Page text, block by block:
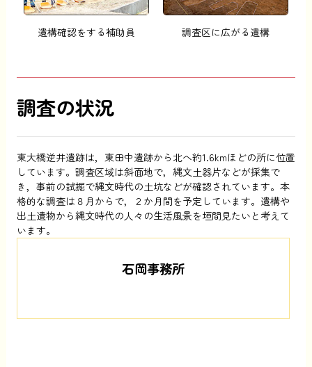
遺構確認をする補助員 調査区に広がる遺構
調査の状況
東大橋逆井遺跡は，東田中遺跡から北へ約1.6kmほどの所に位置
しています。調査区域は斜面地で，縄文土器片などが採集で
き，事前の試掘で縄文時代の土坑などが確認されています。本
格的な調査は８月からで，２か月間を予定しています。遺構や
出土遺物から縄文時代の人々の生活風景を垣間見たいと考えて
います。
石岡事務所